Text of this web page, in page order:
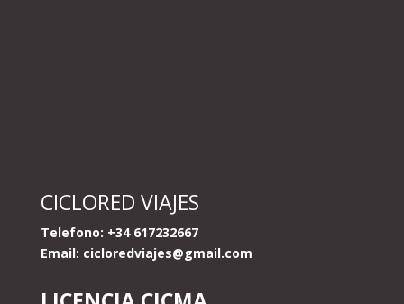
CICLORED VIAJES
Telefono: +34 617232667
Email: cicloredviajes@gmail.com